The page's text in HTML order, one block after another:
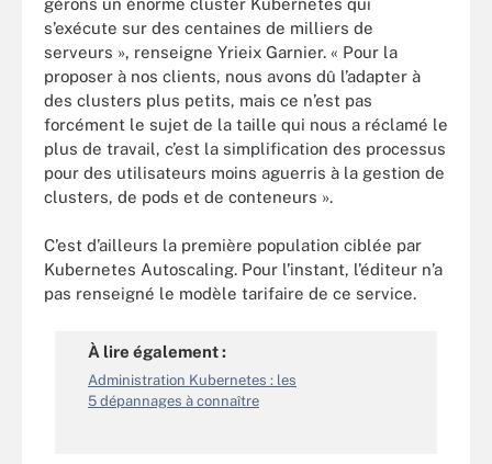
s’exécute sur des centaines de milliers de
serveurs », renseigne Yrieix Garnier. « Pour la
proposer à nos clients, nous avons dû l’adapter à
des clusters plus petits, mais ce n’est pas
forcément le sujet de la taille qui nous a réclamé le
plus de travail, c’est la simplification des processus
pour des utilisateurs moins aguerris à la gestion de
clusters, de pods et de conteneurs ».
C’est d’ailleurs la première population ciblée par
Kubernetes Autoscaling. Pour l’instant, l’éditeur n’a
pas renseigné le modèle tarifaire de ce service.
À lire également :
Administration Kubernetes : les
5 dépannages à connaître